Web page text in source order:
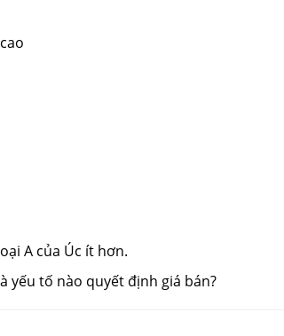
A của Úc ít hơn.